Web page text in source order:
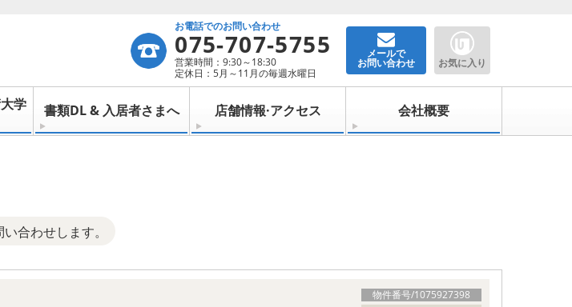
お電話でのお問い合わせ
075-707-5755
営業時間：9:30～18:30
定休日：5月～11月の毎週水曜日
メールで
お問い合わせ お気に入り
学 書類DL & 入居者さまへ 店舗情報·アクセス 会社概要
合わせします。
物件番号/1075927398